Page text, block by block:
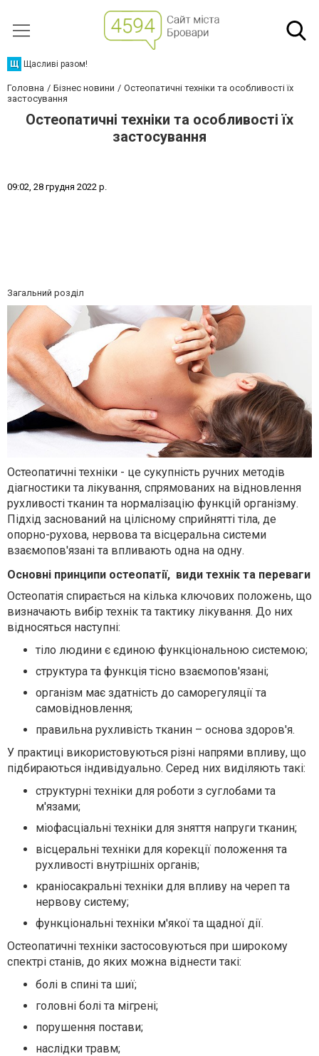
Щ Щасливі разом!
Головна Бізнес новини
Остеопатичні техніки та особливості їх
застосування
Остеопатичні техніки та особливості їх
застосування
09:02, 28 грудня 2022 р.
Загальний розділ
Остеопатичні техніки - це сукупність ручних методів
діагностики та лікування, спрямованих на відновлення
рухливості тканин та нормалізацію функцій організму.
Підхід заснований на цілісному сприйнятті тіла, де
опорно-рухова, нервова та вісцеральна системи
взаємопов'язані та впливають одна на одну.
Основні принципи остеопатії, види технік та переваги
Остеопатія спирається на кілька ключових положень, що
визначають вибір технік та тактику лікування. До них
відносяться наступні:
тіло людини є єдиною функціональною системою;
структура та функція тісно взаємопов'язані;
організм має здатність до саморегуляції та
самовідновлення;
правильна рухливість тканин – основа здоров'я.
У практиці використовуються різні напрями впливу, що
підбираються індивідуально. Серед них виділяють такі:
структурні техніки для роботи з суглобами та
м'язами;
міофасціальні техніки для зняття напруги тканин;
вісцеральні техніки для корекції положення та
рухливості внутрішніх органів;
краніосакральні техніки для впливу на череп та
нервову систему;
функціональні техніки м'якої та щадної дії.
Остеопатичні техніки застосовуються при широкому
спектрі станів, до яких можна віднести такі:
болі в спині та шиї;
головні болі та мігрені;
порушення постави;
наслідки травм;